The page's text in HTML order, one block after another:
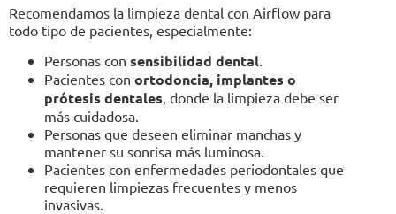
Recomendamos la limpieza dental con Airflow para
todo tipo de pacientes, especialmente:
Personas con sensibilidad dental.
Pacientes con ortodoncia, implantes o
prótesis dentales, donde la limpieza debe ser
más cuidadosa.
Personas que deseen eliminar manchas y
mantener su sonrisa más luminosa.
Pacientes con enfermedades periodontales que
requieren limpiezas frecuentes y menos
invasivas.